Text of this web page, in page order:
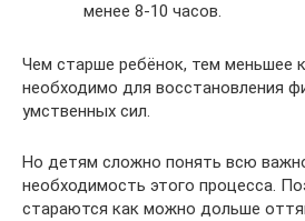
менее 8-10 часов.
Чем старше ребёнок, тем меньшее
необходимо для восстановления
умственных сил.
Но детям сложно понять всю
необходимость этого процесса.
стараются как можно дольше